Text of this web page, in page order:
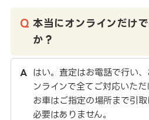
本当にオンラインだけ
か？
はい。査定はお電話で行い
ンラインで全てご対応いただ
お車はご指定の場所まで引
必要はありません。